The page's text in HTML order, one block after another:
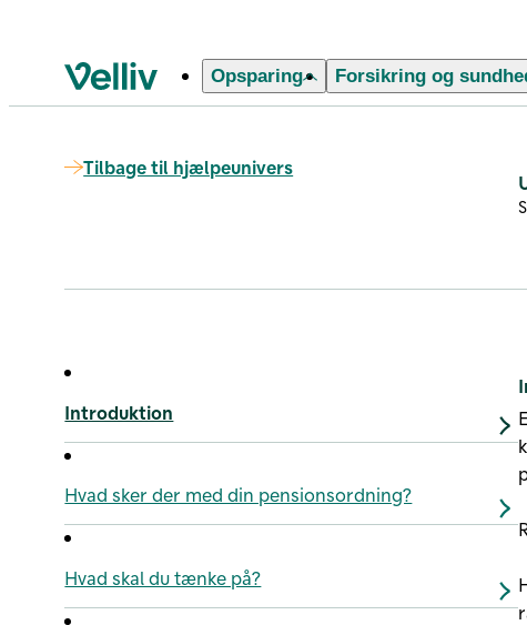
Velliv startside
Opsparing Forsikring og
Tilbage til hjælpeunivers
Introduktion
Hvad sker der med din pensionsordning?
Hvad skal du tænke på?